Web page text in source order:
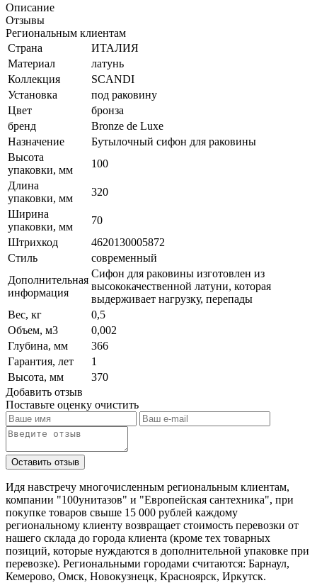
Описание
Отзывы
Региональным клиентам
Страна
ИТАЛИЯ
Материал
латунь
Коллекция
SCANDI
Установка
под раковину
Цвет
бронза
бренд
Bronze de Luxe
Назначение
Бутылочный сифон для раковины
Высота
упаковки, мм
100
Длина
упаковки, мм
320
Ширина
упаковки, мм
70
Штрихкод
4620130005872
Стиль
современный
Дополнительная
информация
Сифон для раковины изготовлен из
высококачественной латуни, которая
выдерживает нагрузку, перепады
Вес, кг
0,5
Объем, м3
0,002
Глубина, мм
366
Гарантия, лет
1
Высота, мм
370
Добавить отзыв
Поставьте оценку очистить
Идя навстречу многочисленным региональным клиентам,
компании "100унитазов" и "Европейская сантехника", при
покупке товаров свыше 15 000 рублей каждому
региональному клиенту возвращает стоимость перевозки от
нашего склада до города клиента (кроме тех товарных
позиций, которые нуждаются в дополнительной упаковке при
перевозке). Региональными городами считаются: Барнаул,
Кемерово, Омск, Новокузнецк, Красноярск, Иркутск.